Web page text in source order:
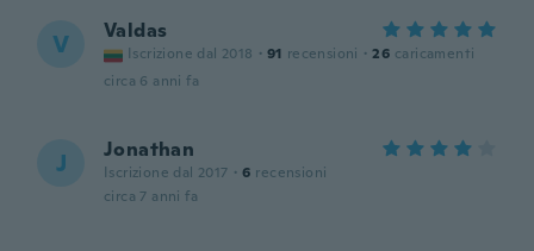
V Valdas
Iscrizione dal 2018 · 91 recensioni · 26 caricamenti
circa 6 anni fa
J Jonathan
Iscrizione dal 2017 · 6 recensioni
circa 7 anni fa